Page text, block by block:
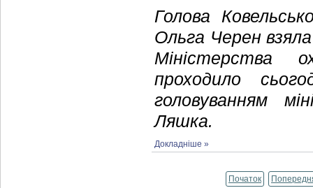
Голова
Ольга Черен взяла
Міністерства
проходило
головуванням
Ляшка.
Докладніше »
Початок